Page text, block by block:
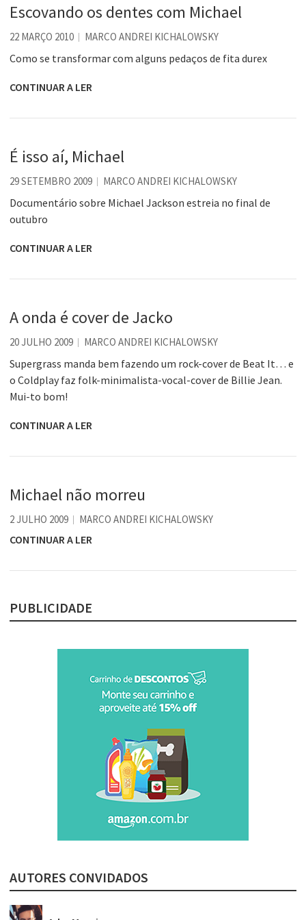
Escovando os dentes com Michael
22 MARÇO 2010 MARCO ANDREI KICHALOWSKY
Como se transformar com alguns pedaços de fita durex
CONTINUAR A LER
É isso aí, Michael
29 SETEMBRO 2009 MARCO ANDREI KICHALOWSKY
Documentário sobre Michael Jackson estreia no final de
outubro
CONTINUAR A LER
A onda é cover de Jacko
20 JULHO 2009 MARCO ANDREI KICHALOWSKY
Supergrass manda bem fazendo um rock-cover de Beat It… e
o Coldplay faz folk-minimalista-vocal-cover de Billie Jean.
Mui-to bom!
CONTINUAR A LER
Michael não morreu
2 JULHO 2009 MARCO ANDREI KICHALOWSKY
CONTINUAR A LER
PUBLICIDADE
AUTORES CONVIDADOS